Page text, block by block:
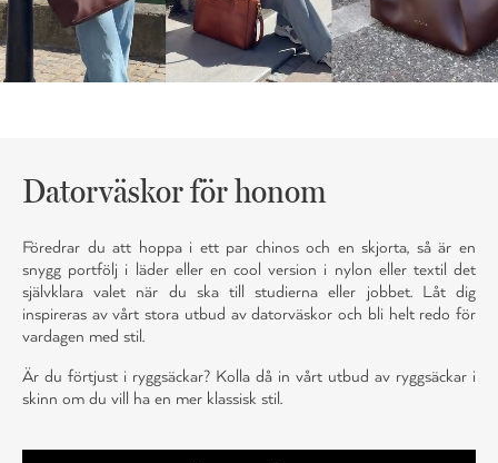
Datorväskor för honom
Föredrar du att hoppa i ett par chinos och en skjorta, så är en
snygg portfölj i läder eller en cool version i nylon eller textil det
självklara valet när du ska till studierna eller jobbet. Låt dig
inspireras av vårt stora utbud av datorväskor och bli helt redo för
vardagen med stil.
Är du förtjust i ryggsäckar? Kolla då in vårt utbud av ryggsäckar i
skinn om du vill ha en mer klassisk stil.